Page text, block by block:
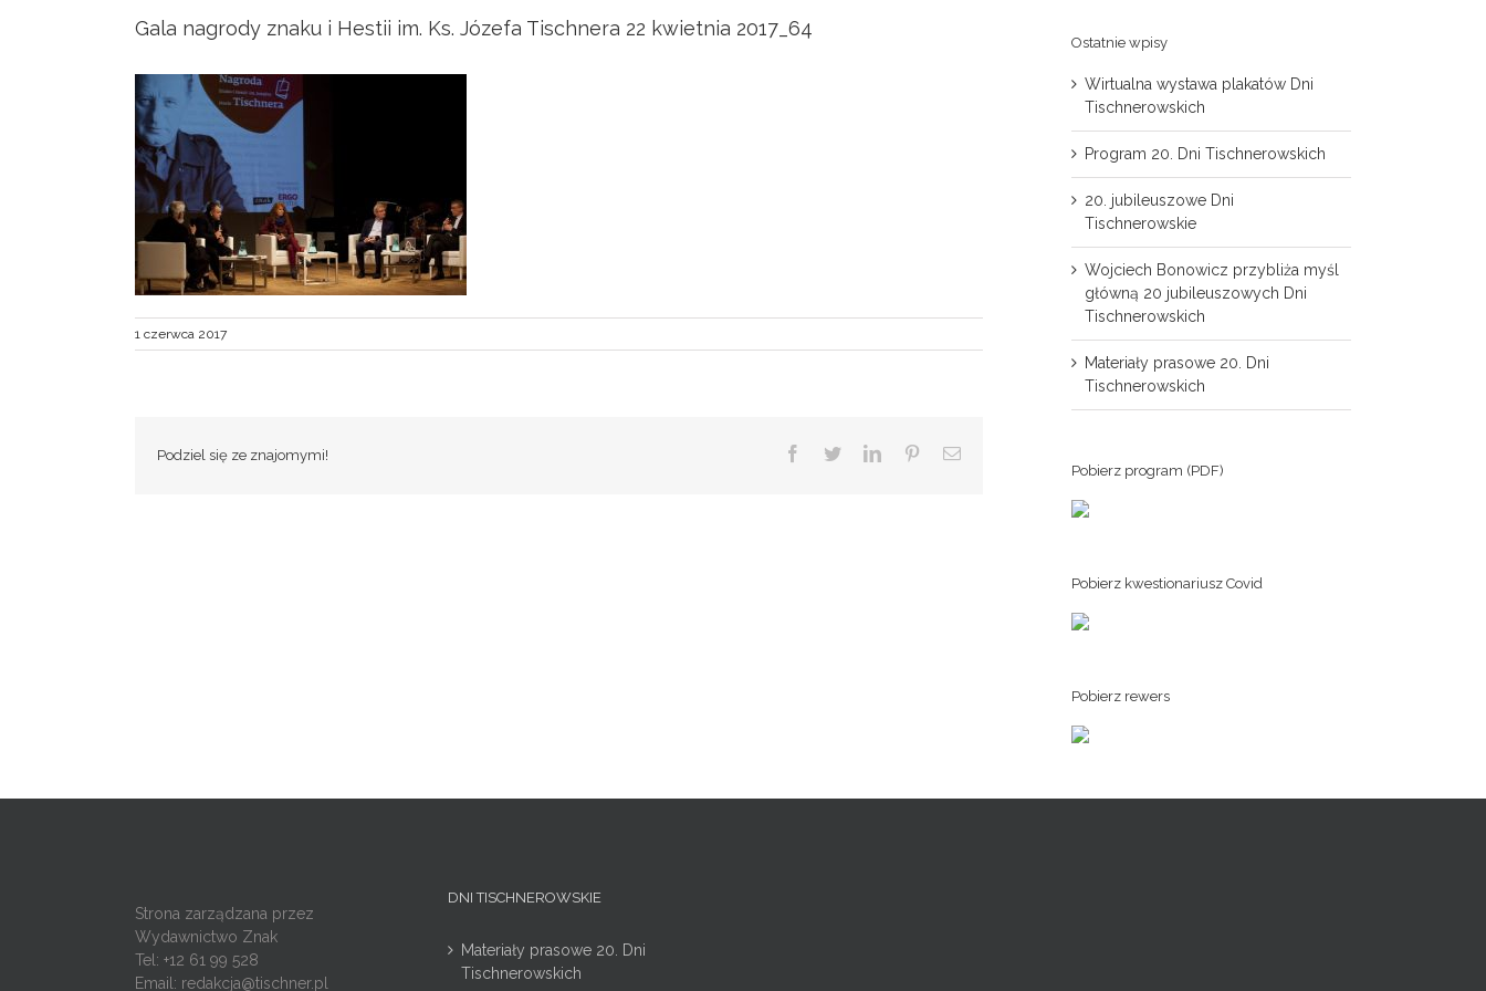
Gala nagrody znaku i Hestii im. Ks. Józefa Tischnera 22 kwietnia 2017_64
1 czerwca 2017
Podziel się ze znajomymi! Facebook
TwitterLinkedInPinterestEmail
Ostatnie wpisy
Wirtualna wystawa plakatów Dni
Tischnerowskich
Program 20. Dni Tischnerowskich
20. jubileuszowe Dni
Tischnerowskie
Wojciech Bonowicz przybliża myśl
główną 20 jubileuszowych Dni
Tischnerowskich
Materiały prasowe 20. Dni
Tischnerowskich
Pobierz program (PDF)
Pobierz kwestionariusz Covid
Pobierz rewers
Strona zarządzana przez
Wydawnictwo Znak
Tel: +12 61 99 528
Email: redakcja@tischner.pl
DNI TISCHNEROWSKIE
Materiały prasowe 20. Dni
Tischnerowskich